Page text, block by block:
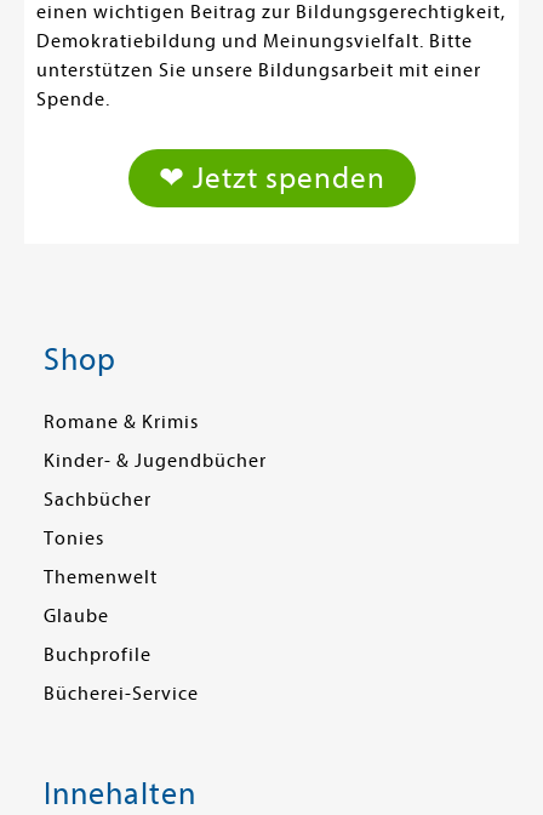
einen wichtigen Beitrag zur Bildungsgerechtigkeit,
Demokratiebildung und Meinungsvielfalt. Bitte
unterstützen Sie unsere Bildungsarbeit mit einer
Spende.
❤ Jetzt spenden
Shop
Romane & Krimis
Kinder- & Jugendbücher
Sachbücher
Tonies
Themenwelt
Glaube
Buchprofile
Bücherei-Service
Innehalten